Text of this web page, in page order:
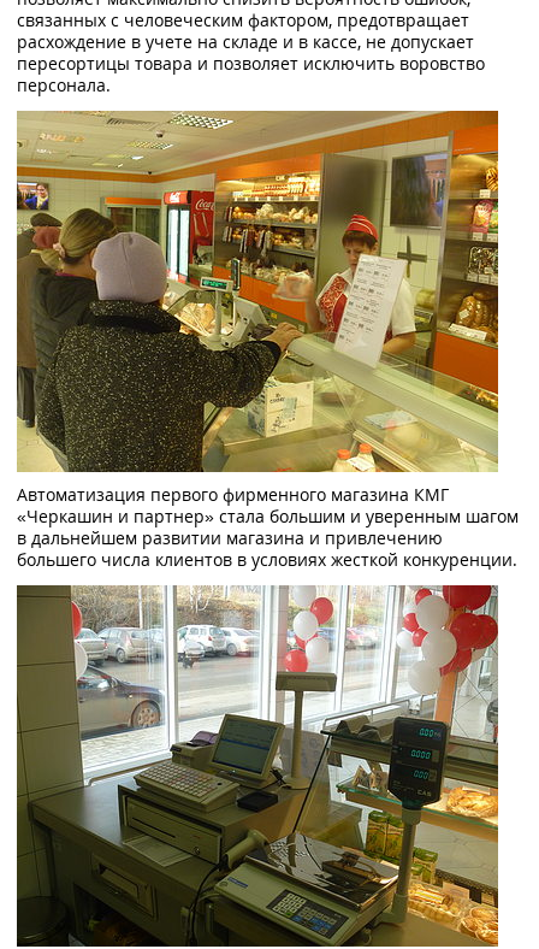
связанных с человеческим фактором, предотвращает
расхождение в учете на складе и в кассе, не допускает
пересортицы товара и позволяет исключить воровство
персонала.
Автоматизация первого фирменного магазина КМГ
«Черкашин и партнер» стала большим и уверенным шагом
в дальнейшем развитии магазина и привлечению
большего числа клиентов в условиях жесткой конкуренции.